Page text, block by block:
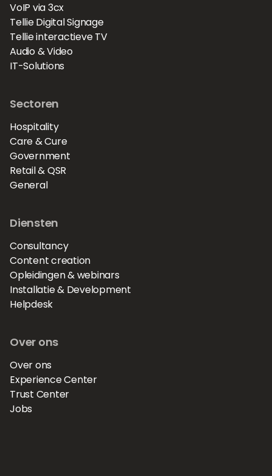
VoIP via 3cx
Tellie Digital Signage
Tellie interactieve TV
Audio & Video
IT-Solutions
Sectoren
Hospitality
Care & Cure
Government
Retail & QSR
General
Diensten
Consultancy
Content creation
Opleidingen & webinars
Installatie & Development
Helpdesk
Over ons
Over ons
Experience Center
Trust Center
Jobs